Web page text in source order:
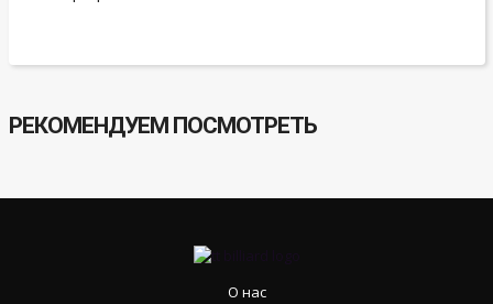
РЕКОМЕНДУЕМ ПОСМОТРЕТЬ
О нас